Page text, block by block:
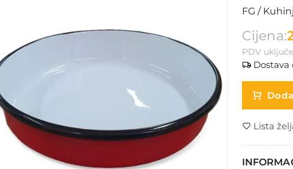
FG /
Cijena:
PDV
Dostava
Lista